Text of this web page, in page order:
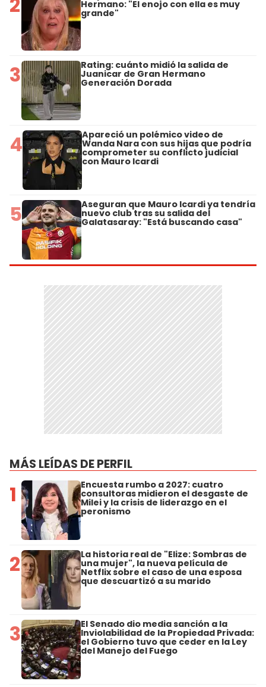
Hermano: "El enojo con ella es muy
grande"
3 Rating: cuánto midió la salida de
Juanicar de Gran Hermano
Generación Dorada
4 Apareció un polémico video de
Wanda Nara con sus hijas que podría
comprometer su conflicto judicial
con Mauro Icardi
5 Aseguran que Mauro Icardi ya tendría
nuevo club tras su salida del
Galatasaray: "Está buscando casa"
MÁS LEÍDAS DE PERFIL
1 Encuesta rumbo a 2027: cuatro
consultoras midieron el desgaste de
Milei y la crisis de liderazgo en el
peronismo
2 La historia real de "Elize: Sombras de
una mujer", la nueva película de
Netflix sobre el caso de una esposa
que descuartizó a su marido
3 El Senado dio media sanción a la
Inviolabilidad de la Propiedad Privada:
el Gobierno tuvo que ceder en la Ley
del Manejo del Fuego